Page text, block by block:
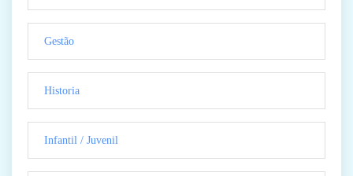
Gestão
Historia
Infantil / Juvenil